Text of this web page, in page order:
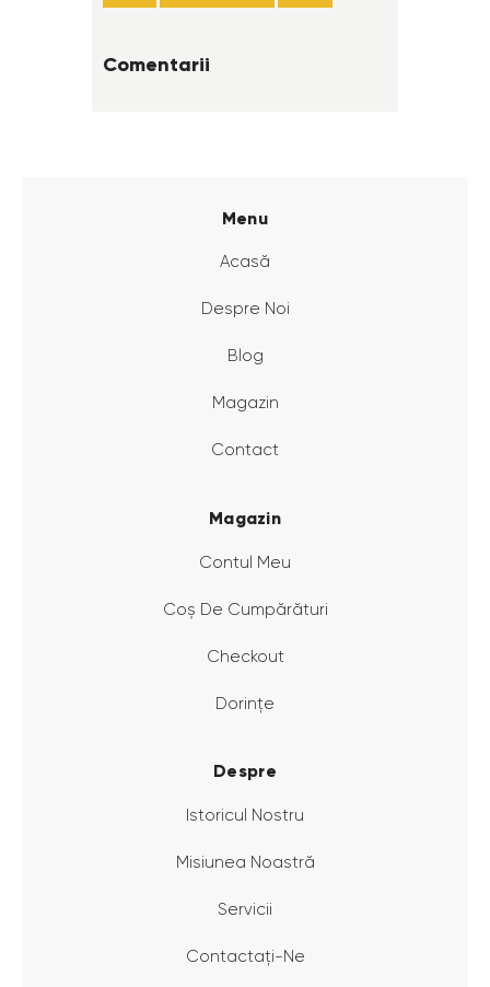
Comentarii
Menu
Acasă
Despre Noi
Blog
Magazin
Contact
Magazin
Contul Meu
Coș De Cumpărături
Checkout
Dorințe
Despre
Istoricul Nostru
Misiunea Noastră
Servicii
Contactați-Ne